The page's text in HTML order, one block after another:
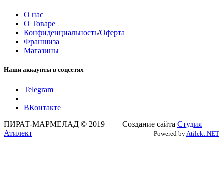
О нас
О Товаре
Конфиденциальность/Оферта
Франшиза
Магазины
Наши аккаунты в соцсетях
Telegram
ВКонтакте
ПИРАТ-МАРМЕЛАД © 2019 Создание сайта Студия
Атилект
Powered by Atilekt.NET